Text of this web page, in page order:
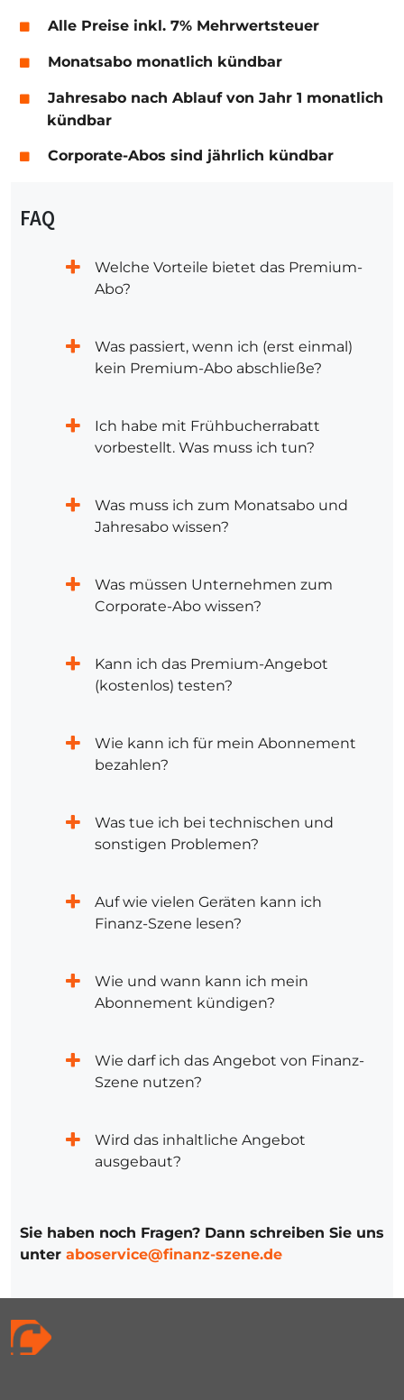
Alle Preise inkl. 7% Mehrwertsteuer
Monatsabo monatlich kündbar
Jahresabo nach Ablauf von Jahr 1 monatlich
kündbar
Corporate-Abos sind jährlich kündbar
FAQ
Welche Vorteile bietet das Premium-
Abo?
Was passiert, wenn ich (erst einmal)
kein Premium-Abo abschließe?
Ich habe mit Frühbucherrabatt
vorbestellt. Was muss ich tun?
Was muss ich zum Monatsabo und
Jahresabo wissen?
Was müssen Unternehmen zum
Corporate-Abo wissen?
Kann ich das Premium-Angebot
(kostenlos) testen?
Wie kann ich für mein Abonnement
bezahlen?
Was tue ich bei technischen und
sonstigen Problemen?
Auf wie vielen Geräten kann ich
Finanz-Szene lesen?
Wie und wann kann ich mein
Abonnement kündigen?
Wie darf ich das Angebot von Finanz-
Szene nutzen?
Wird das inhaltliche Angebot
ausgebaut?
Sie haben noch Fragen? Dann schreiben Sie uns
unter aboservice@finanz-szene.de